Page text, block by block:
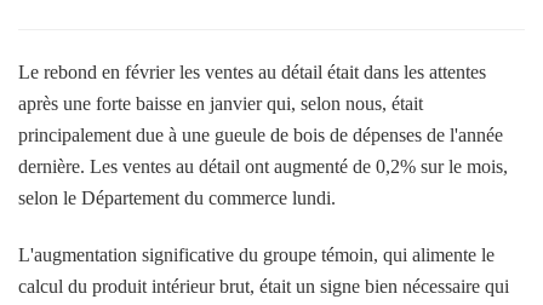
Le rebond en février les ventes au détail était dans les attentes
après une forte baisse en janvier qui, selon nous, était
principalement due à une gueule de bois de dépenses de l'année
dernière. Les ventes au détail ont augmenté de 0,2% sur le mois,
selon le Département du commerce lundi.
L'augmentation significative du groupe témoin, qui alimente le
calcul du produit intérieur brut, était un signe bien nécessaire qui